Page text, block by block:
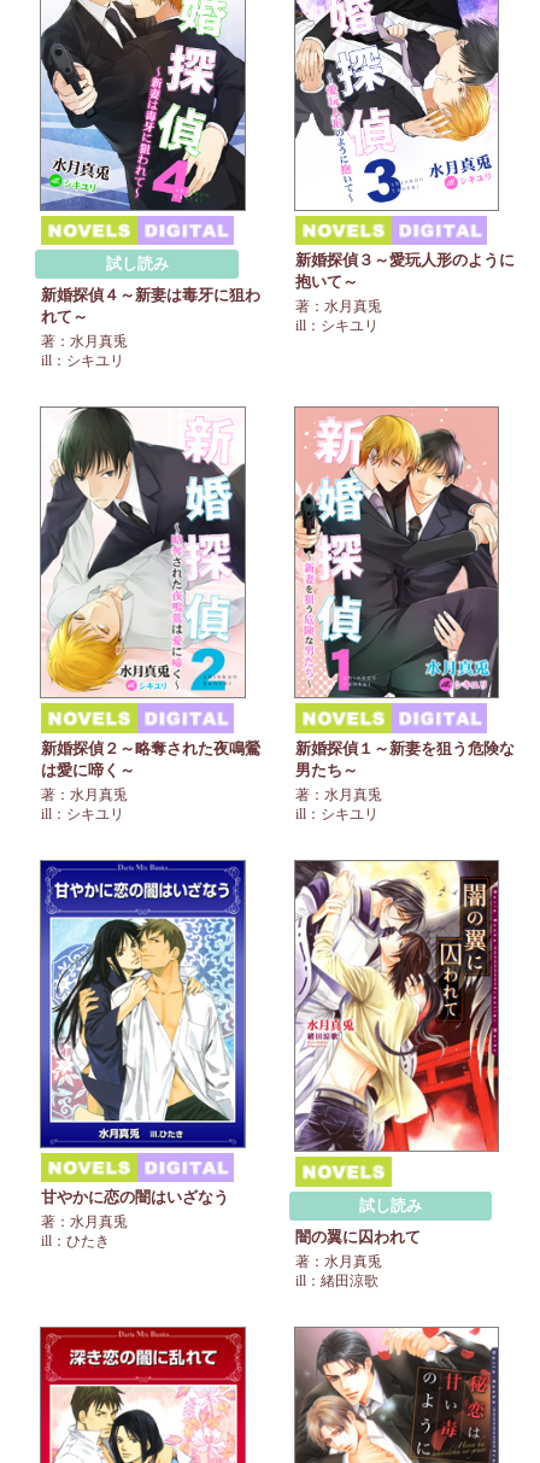
試し読み
新婚探偵４～新妻は毒牙に狙わ
れて～
著：水月真兎
ill：シキユリ
新婚探偵３～愛玩人形のように
抱いて～
著：水月真兎
ill：シキユリ
新婚探偵２～略奪された夜鳴鶯
は愛に啼く～
著：水月真兎
ill：シキユリ
新婚探偵１～新妻を狙う危険な
男たち～
著：水月真兎
ill：シキユリ
甘やかに恋の闇はいざなう
著：水月真兎
ill：ひたき
試し読み
闇の翼に囚われて
著：水月真兎
ill：緒田涼歌